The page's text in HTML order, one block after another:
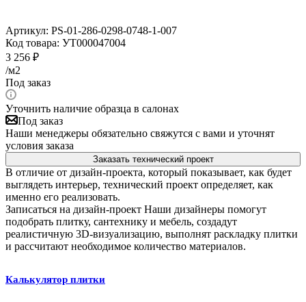
Артикул: PS-01-286-0298-0748-1-007
Код товара: УТ000047004
3 256 ₽
/м2
Под заказ
Уточнить наличие образца в салонах
Под заказ
Наши менеджеры обязательно свяжутся с вами и уточнят
условия заказа
Заказать технический проект
В отличие от дизайн-проекта, который показывает, как будет
выглядеть интерьер, технический проект определяет, как
именно его реализовать.
Записаться на дизайн-проект Наши дизайнеры помогут
подобрать плитку, сантехнику и мебель, создадут
реалистичную 3D-визуализацию, выполнят раскладку плитки
и рассчитают необходимое количество материалов.
Калькулятор плитки